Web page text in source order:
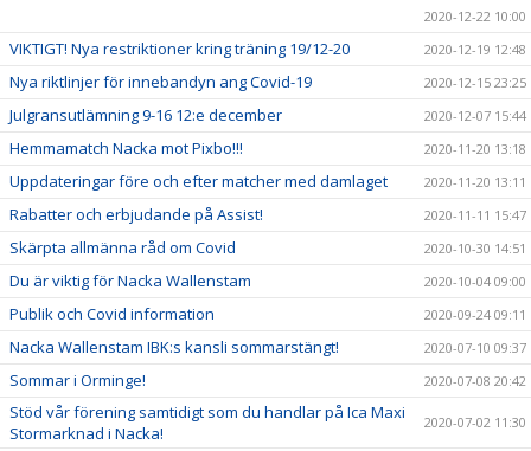
2020-12-22 10:00
VIKTIGT! Nya restriktioner kring träning 19/12-20 2020-12-19 12:48
Nya riktlinjer för innebandyn ang Covid-19 2020-12-15 23:25
Julgransutlämning 9-16 12:e december 2020-12-07 15:44
Hemmamatch Nacka mot Pixbo!!! 2020-11-20 13:18
Uppdateringar före och efter matcher med damlaget 2020-11-20 13:11
Rabatter och erbjudande på Assist! 2020-11-11 15:47
Skärpta allmänna råd om Covid 2020-10-30 14:51
Du är viktig för Nacka Wallenstam 2020-10-04 09:00
Publik och Covid information 2020-09-24 09:11
Nacka Wallenstam IBK:s kansli sommarstängt! 2020-07-10 09:37
Sommar i Orminge! 2020-07-08 20:42
Stöd vår förening samtidigt som du handlar på Ica Maxi
Stormarknad i Nacka!
2020-07-02 11:30